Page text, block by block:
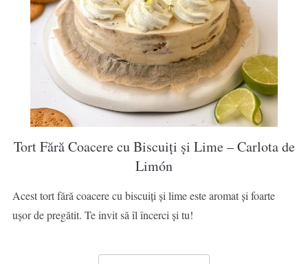
Tort Fără Coacere cu Biscuiți și Lime – Carlota de
Limón
Acest tort fără coacere cu biscuiți și lime este aromat și foarte
ușor de pregătit. Te invit să îl încerci și tu!